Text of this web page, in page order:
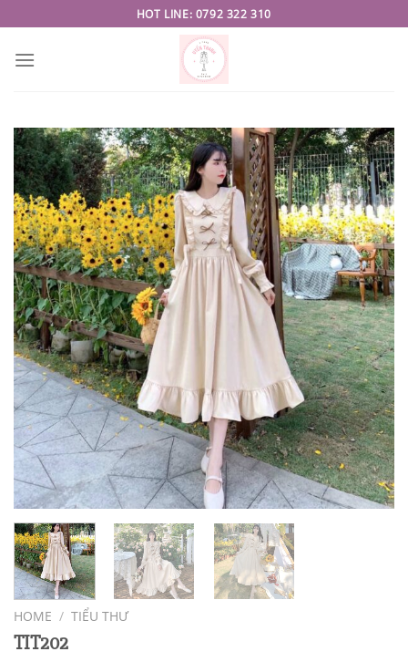
to
content
HOT LINE: 0792 322 310
HOME / TIỂU THƯ
TIT202